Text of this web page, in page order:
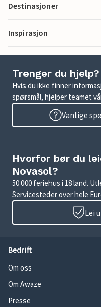
Destinasjoner
Inspirasjon
Trenger du hjelp?
Hvis du ikke finner
spørsmål, hjelper teamet
Vanlige
Hvorfor bør du
Novasol?
50 000 feriehus i 18 land.
Servicesteder over hele
Lei
Bedrift
Om oss
Om Awaze
Presse